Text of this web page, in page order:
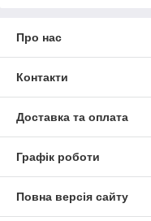
Про нас
Контакти
Доставка та оплата
Графік роботи
Повна версія сайту